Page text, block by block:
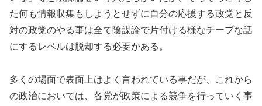
た何も情報収集もしようとせずに自分の応援する政党と反
対の政党のやる事は全て陰謀論で片付ける様なチープな話
にするレベルは脱却する必要がある。
多くの場面で表面上はよく言われている事だが、これから
の政治においては、各党が政策による競争を行っていく事